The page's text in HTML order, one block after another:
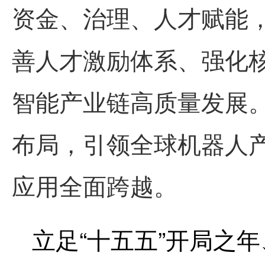
资金、治理、人才赋能
善人才激励体系、强化
智能产业链高质量发展
布局，引领全球机器人
应用全面跨越。
立足“十五五”开局之